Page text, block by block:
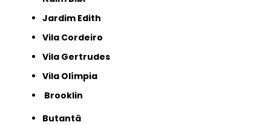
Jardim Edith
Vila Cordeiro
Vila Gertrudes
Vila Olímpia
Brooklin
Butantã